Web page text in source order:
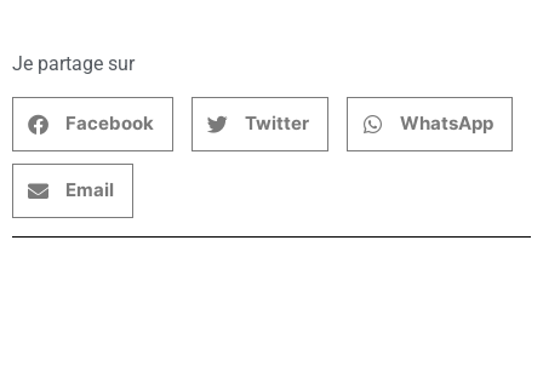
Je partage sur
Facebook Twitter WhatsApp
Email